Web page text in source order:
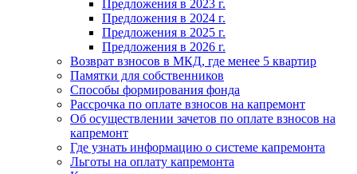
Предложения в 2023 г.
Предложения в 2024 г.
Предложения в 2025 г.
Предложения в 2026 г.
Возврат взносов в МКД, где менее 5 квартир
Памятки для собственников
Способы формирования фонда
Рассрочка по оплате взносов на капремонт
Об осуществлении зачетов по оплате взносов на
капремонт
Где узнать информацию о системе капремонта
Льготы на оплату капремонта